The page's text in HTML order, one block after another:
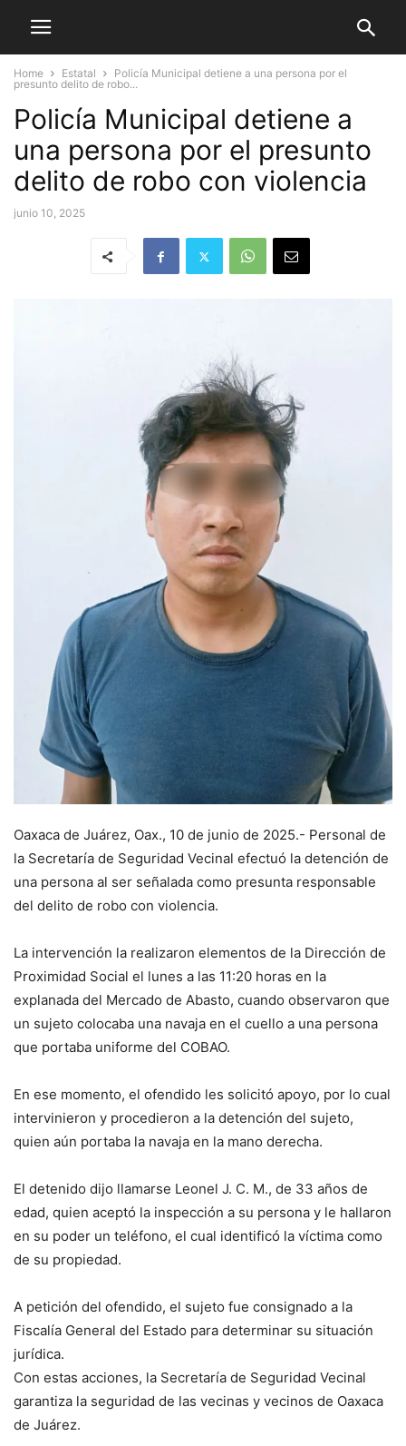
Home Estatal
Policía Municipal detiene a una persona por el
presunto delito de robo...
Policía Municipal detiene a
una persona por el presunto
delito de robo con violencia
junio 10, 2025
Oaxaca de Juárez, Oax., 10 de junio de 2025.- Personal de
la Secretaría de Seguridad Vecinal efectuó la detención de
una persona al ser señalada como presunta responsable
del delito de robo con violencia.
La intervención la realizaron elementos de la Dirección de
Proximidad Social el lunes a las 11:20 horas en la
explanada del Mercado de Abasto, cuando observaron que
un sujeto colocaba una navaja en el cuello a una persona
que portaba uniforme del COBAO.
En ese momento, el ofendido les solicitó apoyo, por lo cual
intervinieron y procedieron a la detención del sujeto,
quien aún portaba la navaja en la mano derecha.
El detenido dijo llamarse Leonel J. C. M., de 33 años de
edad, quien aceptó la inspección a su persona y le hallaron
en su poder un teléfono, el cual identificó la víctima como
de su propiedad.
A petición del ofendido, el sujeto fue consignado a la
Fiscalía General del Estado para determinar su situación
jurídica.
Con estas acciones, la Secretaría de Seguridad Vecinal
garantiza la seguridad de las vecinas y vecinos de Oaxaca
de Juárez.